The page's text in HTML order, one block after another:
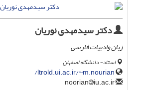
دکتر سیدمهدی نوریان
زبان وادبیات فارسی
استاد- دانشگاه اصفهان
ltrold.ui.ac.ir/~m.nourian/
iu.ac.ir